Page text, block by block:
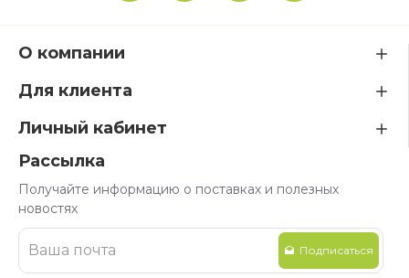
О компании
Для клиента
Личный кабинет
Рассылка
Получайте информацию о поставках и полезных
новостях
Подписаться